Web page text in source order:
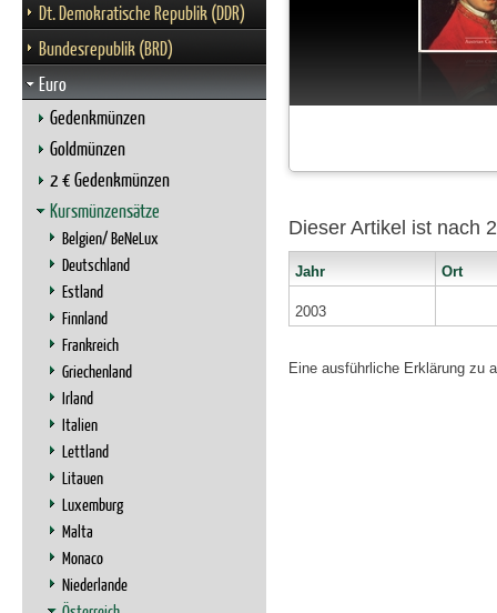
Dt. Demokratische Republik (DDR)
Bundesrepublik (BRD)
Euro
Gedenkmünzen
Goldmünzen
2 € Gedenkmünzen
Kursmünzensätze
Belgien/ BeNeLux
Deutschland
Estland
Finnland
Frankreich
Griechenland
Irland
Italien
Lettland
Litauen
Luxemburg
Malta
Monaco
Niederlande
Dieser Artikel ist nach
Jahr Ort
2003
Eine ausführliche Erklärung zu